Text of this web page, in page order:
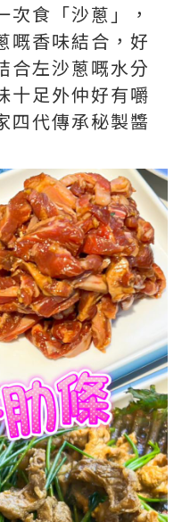
次食「沙蔥」，
嘅香味結合，好
合左沙蔥嘅水分
十足外仲好有嚼
四代傳承秘製醬